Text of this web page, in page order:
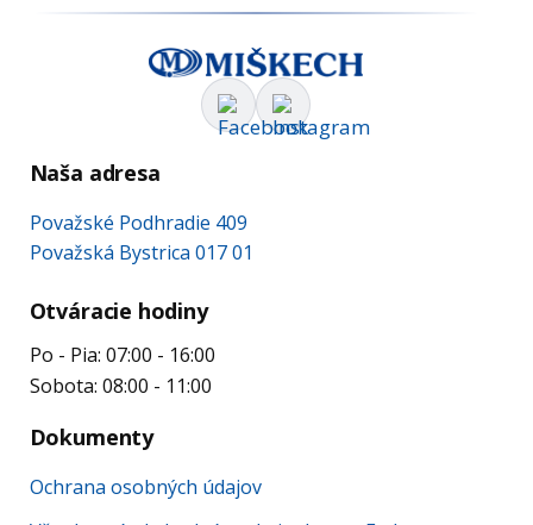
Naša adresa
Považské Podhradie 409
Považská Bystrica 017 01
Otváracie hodiny
Po - Pia: 07:00 - 16:00
Sobota: 08:00 - 11:00
Dokumenty
Ochrana osobných údajov